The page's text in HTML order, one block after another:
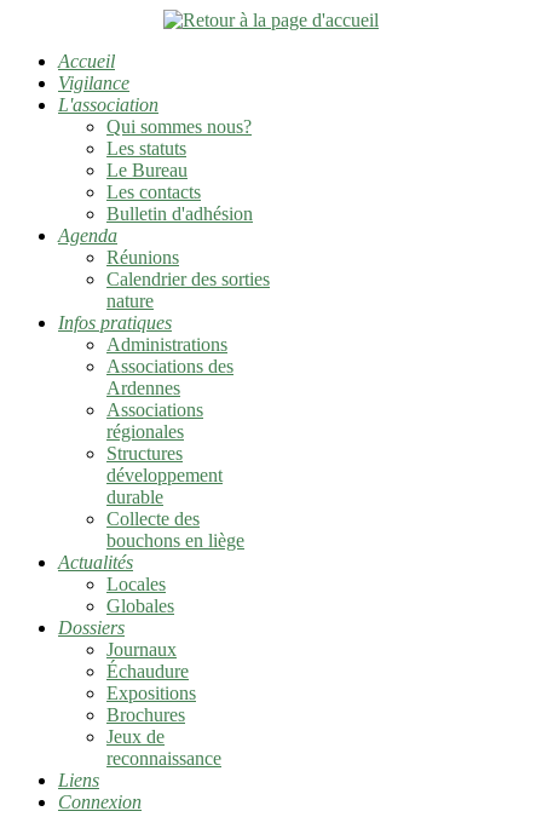
Accueil
Vigilance
L'association
Qui sommes nous?
Les statuts
Le Bureau
Les contacts
Bulletin d'adhésion
Agenda
Réunions
Calendrier des sorties
nature
Infos pratiques
Administrations
Associations des
Ardennes
Associations
régionales
Structures
développement
durable
Collecte des
bouchons en liège
Actualités
Locales
Globales
Dossiers
Journaux
Échaudure
Expositions
Brochures
Jeux de
reconnaissance
Liens
Connexion